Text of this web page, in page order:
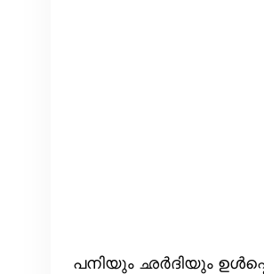
പനിയും ഛർദിയും